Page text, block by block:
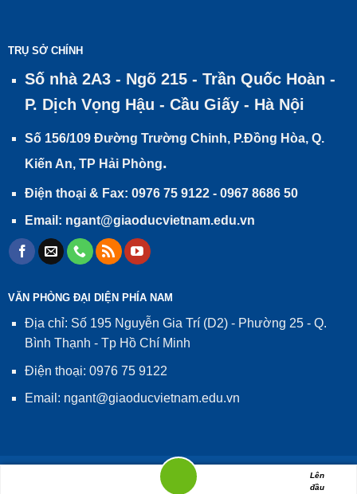
TRỤ SỞ CHÍNH
Số nhà 2A3 - Ngõ 215 - Trần Quốc Hoàn -
P. Dịch Vọng Hậu - Cầu Giấy - Hà Nội
Số 156/109 Đường Trường Chinh, P.Đồng Hòa, Q.
Kiến An, TP Hải Phòng.
Điện thoại & Fax: 0976 75 9122 - 0967 8686 50
Email: ngant@giaoducvietnam.edu.vn
VĂN PHÒNG ĐẠI DIỆN PHÍA NAM
Địa chỉ: Số 195 Nguyễn Gia Trí (D2) - Phường 25 - Q.
Bình Thạnh - Tp Hồ Chí Minh
Điện thoại: 0976 75 9122
Email: ngant@giaoducvietnam.edu.vn
Giấy phép số 02/GP-TTĐT, ngày 24/01/2014 của Cục Phát thanh,
truyền hình và Thông tin điện tử - Bộ Thông tin và Truyền thông.
Lên
đầu